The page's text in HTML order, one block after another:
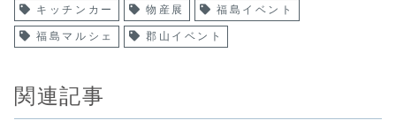
キッチンカー 物産展 福島イベント
福島マルシェ 郡山イベント
関連記事